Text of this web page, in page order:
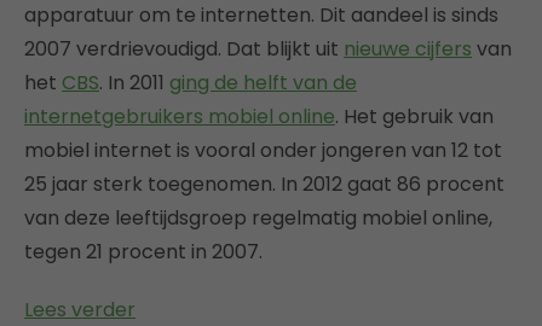
apparatuur om te internetten. Dit aandeel is sinds
2007 verdrievoudigd. Dat blijkt uit nieuwe cijfers van
het CBS. In 2011 ging de helft van de
internetgebruikers mobiel online. Het gebruik van
mobiel internet is vooral onder jongeren van 12 tot
25 jaar sterk toegenomen. In 2012 gaat 86 procent
van deze leeftijdsgroep regelmatig mobiel online,
tegen 21 procent in 2007.
Lees verder